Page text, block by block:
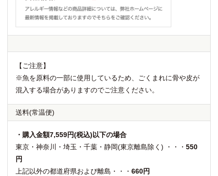
【ご注意】
※魚を原料の一部に使用しているため、ごくまれに骨や皮が
混入する場合がありますのでご注意ください。
送料(常温便)
・購入金額7,559円(税込)以下の場合
東京・神奈川・埼玉・千葉・静岡(東京離島除く) ・・・ 550
円
上記以外の都道府県および離島・・・ 660円